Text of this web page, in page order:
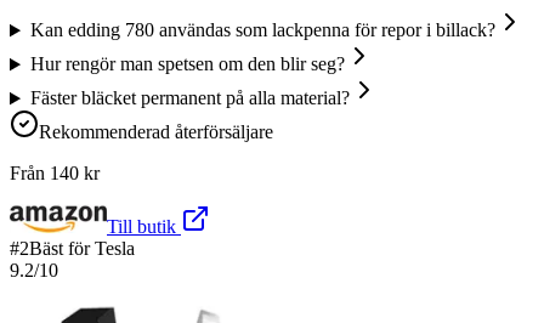
Kan edding 780 användas som lackpenna för repor i billack?
Hur rengör man spetsen om den blir seg?
Fäster bläcket permanent på alla material?
Rekommenderad återförsäljare
Från 140 kr
Till butik
#2Bäst för Tesla
9.2/10